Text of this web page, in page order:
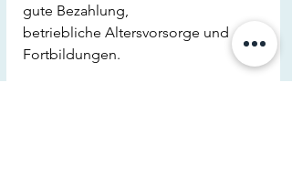
gute Bezahlung,
betriebliche Altersvorsorge und
Fortbildungen.